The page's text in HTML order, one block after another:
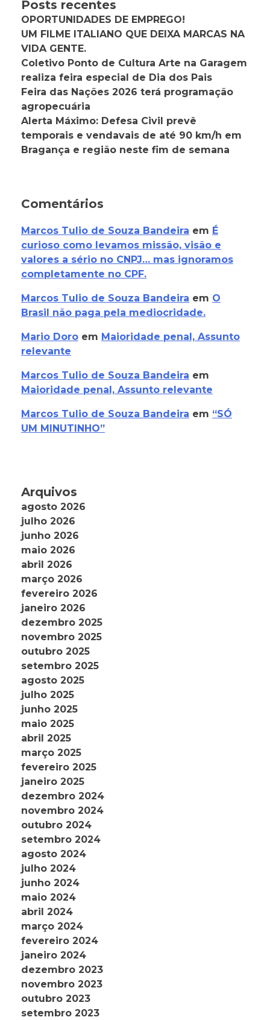
Posts recentes
OPORTUNIDADES DE EMPREGO!
UM FILME ITALIANO QUE DEIXA MARCAS NA
VIDA GENTE.
Coletivo Ponto de Cultura Arte na Garagem
realiza feira especial de Dia dos Pais
Feira das Nações 2026 terá programação
agropecuária
Alerta Máximo: Defesa Civil prevê
temporais e vendavais de até 90 km/h em
Bragança e região neste fim de semana
Comentários
Marcos Tulio de Souza Bandeira em É
curioso como levamos missão, visão e
valores a sério no CNPJ… mas ignoramos
completamente no CPF.
Marcos Tulio de Souza Bandeira em O
Brasil não paga pela mediocridade.
Mario Doro em Maioridade penal, Assunto
relevante
Marcos Tulio de Souza Bandeira em
Maioridade penal, Assunto relevante
Marcos Tulio de Souza Bandeira em “SÓ
UM MINUTINHO”
Arquivos
agosto 2026
julho 2026
junho 2026
maio 2026
abril 2026
março 2026
fevereiro 2026
janeiro 2026
dezembro 2025
novembro 2025
outubro 2025
setembro 2025
agosto 2025
julho 2025
junho 2025
maio 2025
abril 2025
março 2025
fevereiro 2025
janeiro 2025
dezembro 2024
novembro 2024
outubro 2024
setembro 2024
agosto 2024
julho 2024
junho 2024
maio 2024
abril 2024
março 2024
fevereiro 2024
janeiro 2024
dezembro 2023
novembro 2023
outubro 2023
setembro 2023